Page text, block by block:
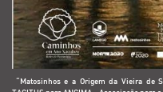
“Matosinhos e a Origem da Vieira de